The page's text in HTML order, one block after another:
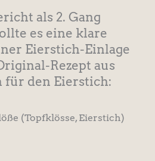
als 2. Gang
es eine klare
Eierstich-Einlage
Rezept aus
für den Eierstich:
(Topfklösse, Eierstich)